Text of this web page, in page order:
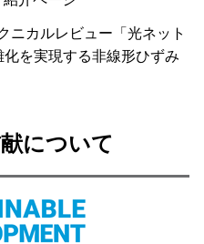
ニカルレビュー「光ネット
を実現する非線形ひずみ
について